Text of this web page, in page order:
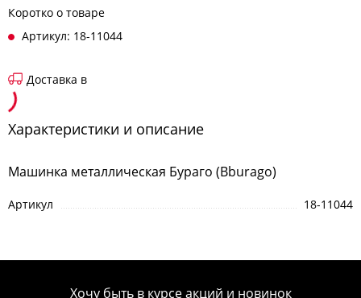
Коротко о товаре
Артикул: 18-11044
Доставка в
Характеристики и описание
Машинка металлическая Бураго (Bburago)
Артикул 18-11044
Хочу быть в курсе акций и новинок